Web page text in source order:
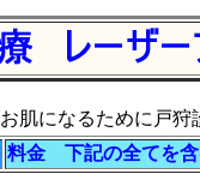
肌になるために戸
料金 下記の全てを含